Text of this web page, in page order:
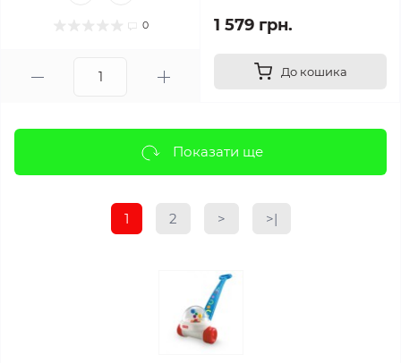
0 1 579 грн.
До кошика
Показати ще
1 2 > >|